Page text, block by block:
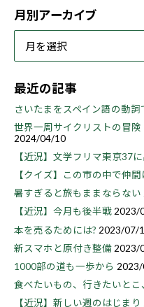
月別アーカイブ
最近の記事
さいたまをスペイン語の動詞
世界一周サイクリストの冒
2024/04/10
【近況】文学フリマ東京37
【クイズ】この市の中で仲
暑すぎると旅もままならない
【近況】今月も後半戦2023/
本を売るためには? 2023/07/
新スマホと原付き整備 2023/
1000部の道も一歩から
食べたいもの、行きたいとこ
【近況】新しい週のはじまり